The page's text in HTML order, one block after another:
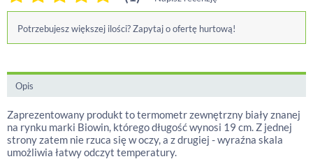
Potrzebujesz większej ilości? Zapytaj o ofertę hurtową!
Opis
Zaprezentowany produkt to termometr zewnętrzny biały znanej
na rynku marki Biowin, którego długość wynosi 19 cm. Z jednej
strony zatem nie rzuca się w oczy, a z drugiej - wyraźna skala
umożliwia łatwy odczyt temperatury.